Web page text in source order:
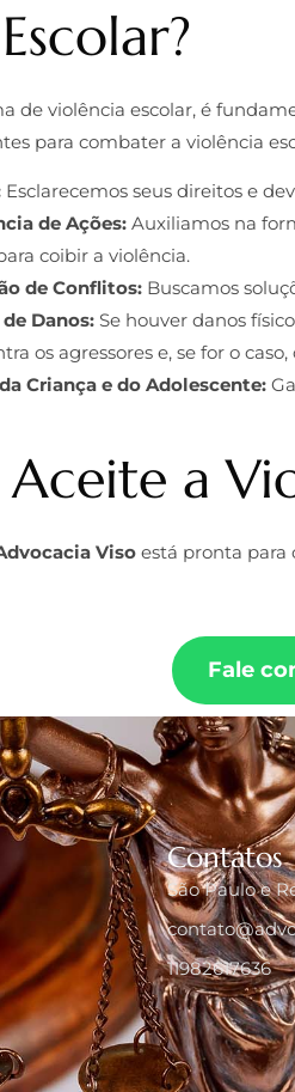
de violência escolar, é
para combater a violência
Esclarecemos seus direitos e
de Ações: Auxiliamos na
coibir a violência.
de Conflitos: Buscamos
Danos: Se houver danos
os agressores e, se for o
Criança e do Adolescente:
a
Viso está pronta para
Fale
Contatos
São Paulo e
11982617636